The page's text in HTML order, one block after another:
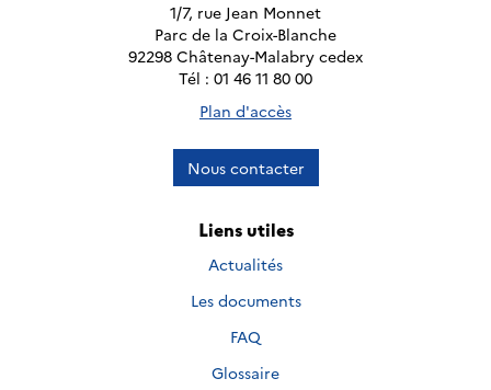
1/7, rue Jean Monnet
Parc de la Croix-Blanche
92298 Châtenay-Malabry cedex
Tél : 01 46 11 80 00
Plan d'accès
Nous contacter
Liens utiles
Actualités
Les documents
FAQ
Glossaire